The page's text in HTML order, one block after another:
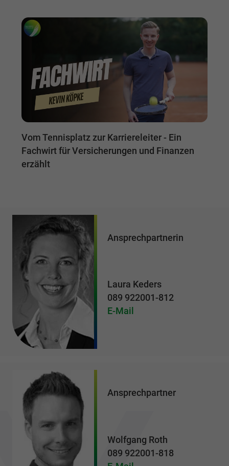
Vom Tennisplatz zur Karriereleiter - Ein
Fachwirt für Versicherungen und Finanzen
erzählt
Ansprechpartnerin
Laura Keders
089 922001-812
E-Mail
Ansprechpartner
Wolfgang Roth
089 922001-818